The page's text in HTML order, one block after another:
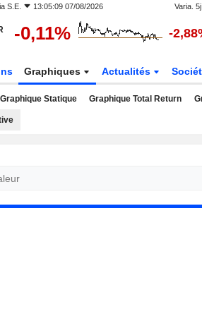
S.E. 13:05:09 07/08/2026 Varia. 5j.
-0,11% -
Graphiques Actualités
Graphique Statique Graphique Total Return